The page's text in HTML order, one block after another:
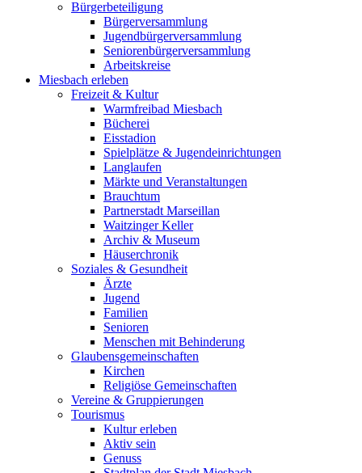
Bürgerbeteiligung
Bürgerversammlung
Jugendbürgerversammlung
Seniorenbürgerversammlung
Arbeitskreise
Miesbach erleben
Freizeit & Kultur
Warmfreibad Miesbach
Bücherei
Eisstadion
Spielplätze & Jugendeinrichtungen
Langlaufen
Märkte und Veranstaltungen
Brauchtum
Partnerstadt Marseillan
Waitzinger Keller
Archiv & Museum
Häuserchronik
Soziales & Gesundheit
Ärzte
Jugend
Familien
Senioren
Menschen mit Behinderung
Glaubensgemeinschaften
Kirchen
Religiöse Gemeinschaften
Vereine & Gruppierungen
Tourismus
Kultur erleben
Aktiv sein
Genuss